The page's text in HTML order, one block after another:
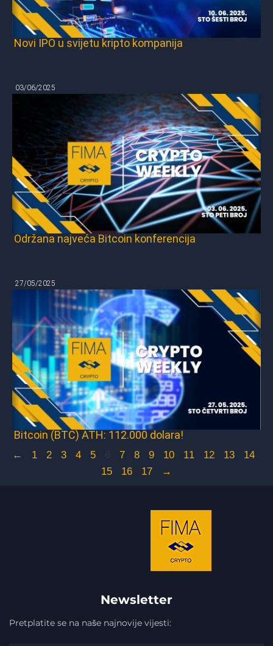
Novi IPO u svijetu kripto kompanija
03/06/2025
Održana najveća Bitcoin konferencija
27/05/2025
Bitcoin (BTC) ATH: 112.000 dolara!
← 1 2 3 4 5 7 8 9 10 11 12 13
14
15
16 17 →
Newsletter
Pretplatite se na naše najnovije vijesti: